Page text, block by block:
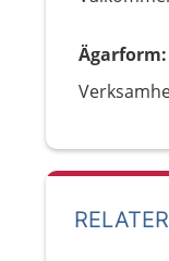
Ägarform: